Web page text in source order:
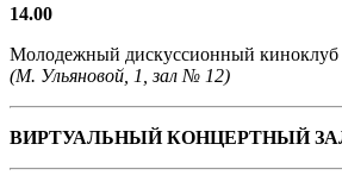
14.00
Молодежный дискуссионный киноклуб
(М. Ульяновой, 1, зал № 12)
ВИРТУАЛЬНЫЙ КОНЦЕРТНЫЙ